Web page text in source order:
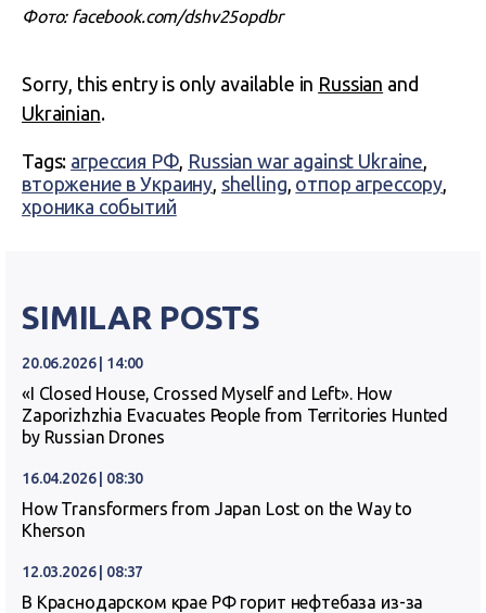
Фото: facebook.com/dshv25opdbr
Sorry, this entry is only available in Russian and
Ukrainian.
Tags: агрессия РФ, Russian war against Ukraine,
вторжение в Украину, shelling, отпор агрессору,
хроника событий
SIMILAR POSTS
20.06.2026 | 14:00
«I Closed House, Crossed Myself and Left». How
Zaporizhzhia Evacuates People from Territories Hunted
by Russian Drones
16.04.2026 | 08:30
How Transformers from Japan Lost on the Way to
Kherson
12.03.2026 | 08:37
В Краснодарском крае РФ горит нефтебаза из-за